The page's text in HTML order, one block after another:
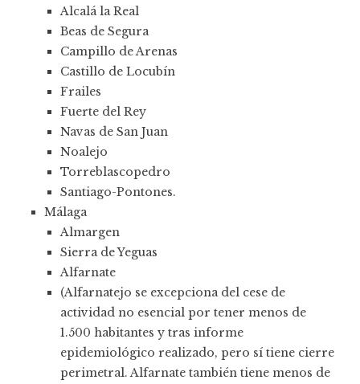
Alcalá la Real
Beas de Segura
Campillo de Arenas
Castillo de Locubín
Frailes
Fuerte del Rey
Navas de San Juan
Noalejo
Torreblascopedro
Santiago-Pontones.
Málaga
Almargen
Sierra de Yeguas
Alfarnate
(Alfarnatejo se excepciona del cese de
actividad no esencial por tener menos de
1.500 habitantes y tras informe
epidemiológico realizado, pero sí tiene cierre
perimetral. Alfarnate también tiene menos de